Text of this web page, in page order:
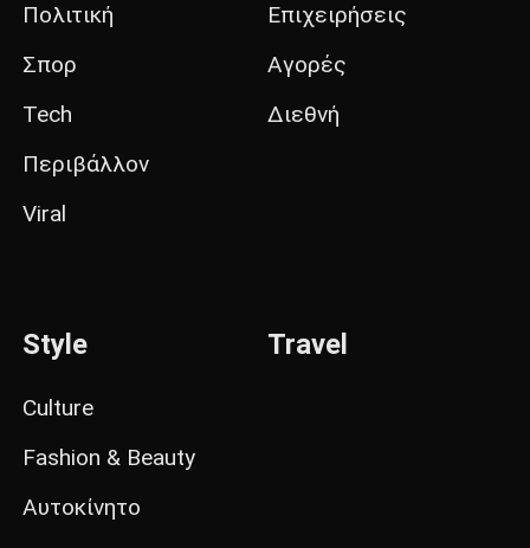
Πολιτική
Σπορ
Tech
Περιβάλλον
Viral
Επιχειρήσεις
Αγορές
Διεθνή
Style
Culture
Fashion & Beauty
Αυτοκίνητο
Travel